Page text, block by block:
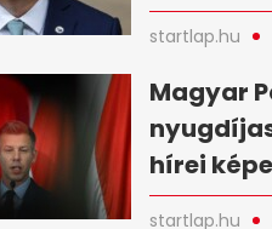
startlap.hu
Magyar
hírei
startlap.hu